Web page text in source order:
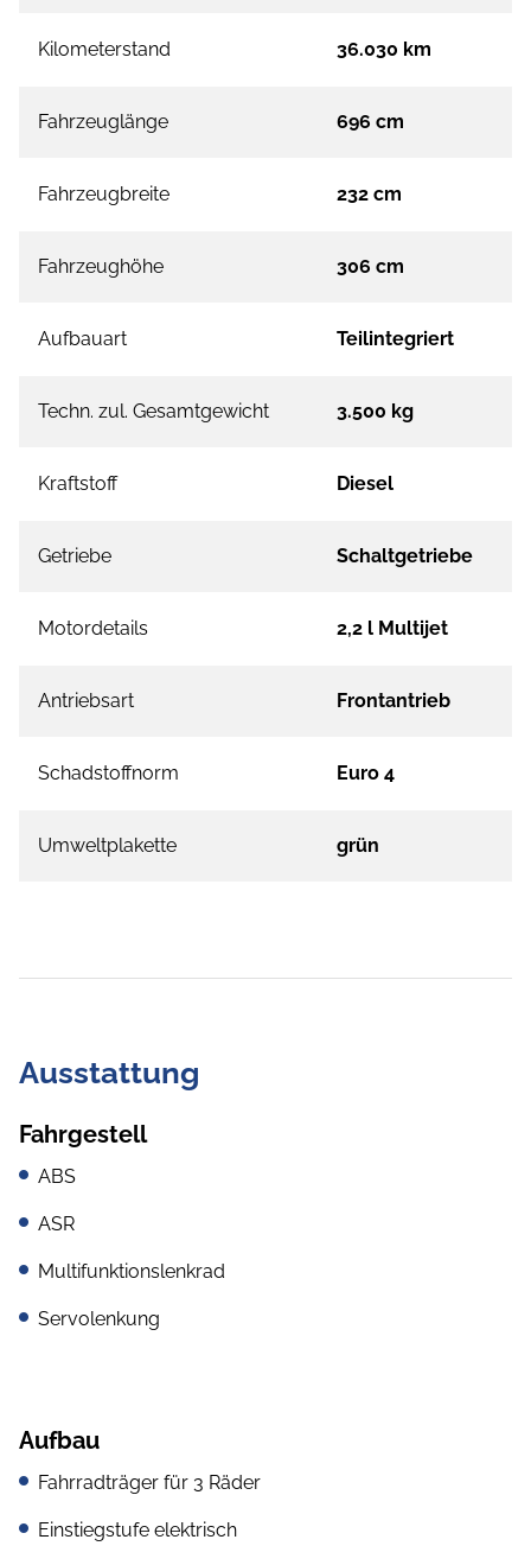
Kilometerstand 36.030 km
Fahrzeuglänge 696 cm
Fahrzeugbreite 232 cm
Fahrzeughöhe 306 cm
Aufbauart Teilintegriert
Techn. zul. Gesamtgewicht 3.500 kg
Kraftstoff Diesel
Getriebe Schaltgetriebe
Motordetails 2,2 l Multijet
Antriebsart Frontantrieb
Schadstoffnorm Euro 4
Umweltplakette grün
Ausstattung
Fahrgestell
ABS
ASR
Multifunktionslenkrad
Servolenkung
Aufbau
Fahrradträger für 3 Räder
Einstiegstufe elektrisch